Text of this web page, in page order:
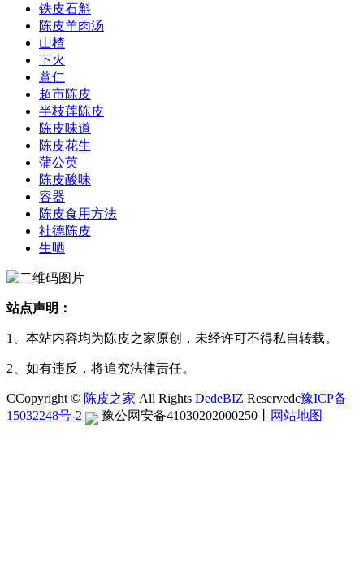
铁皮石斛
陈皮羊肉汤
山楂
下火
薏仁
超市陈皮
半枝莲陈皮
陈皮味道
陈皮花生
蒲公英
陈皮酸味
容器
陈皮食用方法
社德陈皮
生晒
站点声明：
1、本站内容均为陈皮之家原创，未经许可不得私自转载。
2、如有违反，将追究法律责任。
CCopyright © 陈皮之家 All Rights DedeBIZ Reservedc豫ICP备
15032248号-2
豫公网安备41030202000250 网站地图